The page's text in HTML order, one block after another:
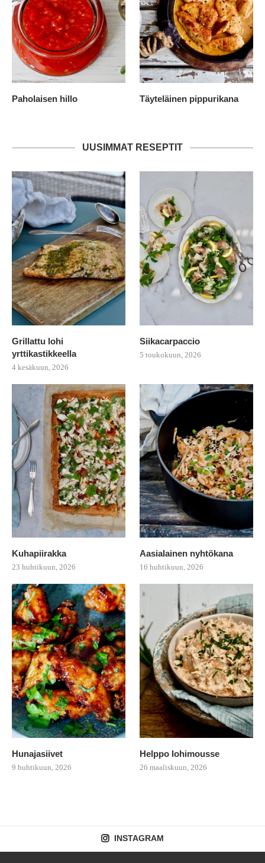
Paholaisen hillo Täyteläinen pippurikana
UUSIMMAT RESEPTIT
Grillattu lohi
yrttikastikkeella
4 kesäkuun, 2026
Siikacarpaccio
5 toukokuun, 2026
Kuhapiirakka
23 huhtikuun, 2026
Aasialainen nyhtökana
16 huhtikuun, 2026
Hunajasiivet
9 huhtikuun, 2026
Helppo lohimousse
26 maaliskuun, 2026
INSTAGRAM